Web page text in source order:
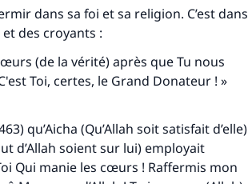
dans sa foi et sa religion. C’est dans
et des croyants :
(de la vérité) après que Tu nous
Toi, certes, le Grand Donateur ! »
qu’Aicha (Qu’Allah soit satisfait d’elle)
d’Allah soient sur lui) employait
Qui manie les cœurs ! Raffermis mon